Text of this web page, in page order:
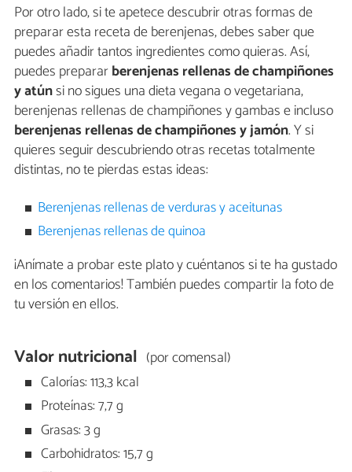
Por otro lado, si te apetece descubrir otras formas de
preparar esta receta de berenjenas, debes saber que
puedes añadir tantos ingredientes como quieras. Así,
puedes prepararberenjenas rellenas de champiñones
y atúnsi no sigues una dieta vegana o vegetariana,
berenjenas rellenas de champiñones y gambas e incluso
berenjenas rellenas de champiñones y jamón. Y si
quieres seguir descubriendo otras recetas totalmente
distintas, no te pierdas estas ideas:
Berenjenas rellenas de verduras y aceitunas
Berenjenas rellenas de quinoa
¡Anímate a probar este plato y cuéntanos si te ha gustado
en los comentarios! También puedes compartir la foto de
tu versión en ellos.
Valor nutricional (por comensal)
Calorías: 113,3 kcal
Proteínas: 7,7 g
Grasas: 3 g
Carbohidratos: 15,7 g